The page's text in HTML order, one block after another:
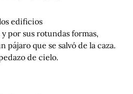
edificios
por sus rotundas formas,
pájaro que se salvó de la caza.
de cielo.